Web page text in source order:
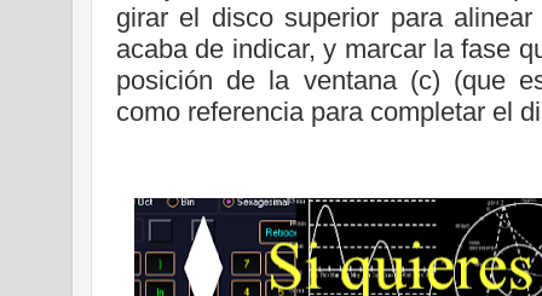
girar el disco superior para
acaba de indicar, y marcar la fase
posición de la ventana (c) (que
como referencia para completar el